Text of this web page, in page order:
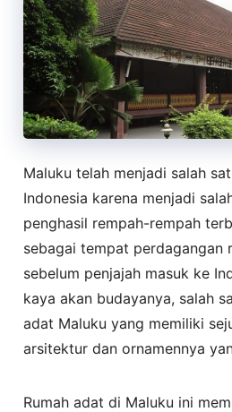
Maluku telah menjadi salah
Indonesia karena menjadi
penghasil rempah-rempah
sebagai tempat perdagangan
sebelum penjajah masuk ke
kaya akan budayanya, salah
adat Maluku yang memiliki
arsitektur dan ornamennya
Rumah adat di Maluku ini